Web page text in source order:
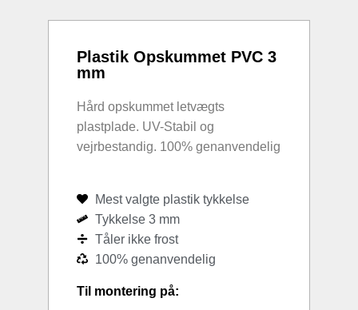
Plastik Opskummet PVC 3
mm
Hård opskummet letvægts
plastplade. UV-Stabil og
vejrbestandig. 100% genanvendelig
Mest valgte plastik tykkelse
Tykkelse 3 mm
Tåler ikke frost
100% genanvendelig
Til montering på: